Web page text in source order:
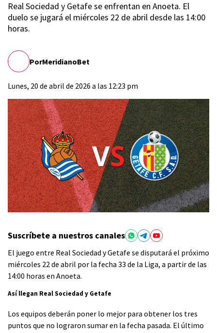
Real Sociedad y Getafe se enfrentan en Anoeta. El
duelo se jugará el miércoles 22 de abril desde las 14:00
horas.
PorMeridianoBet
Lunes, 20 de abril de 2026 a las 12:23 pm
Suscríbete a nuestros canales
El juego entre Real Sociedad y Getafe se disputará el próximo
miércoles 22 de abril por la fecha 33 de la Liga, a partir de las
14:00 horas en Anoeta.
Así llegan Real Sociedad y Getafe
Los equipos deberán poner lo mejor para obtener los tres
puntos que no lograron sumar en la fecha pasada. El último